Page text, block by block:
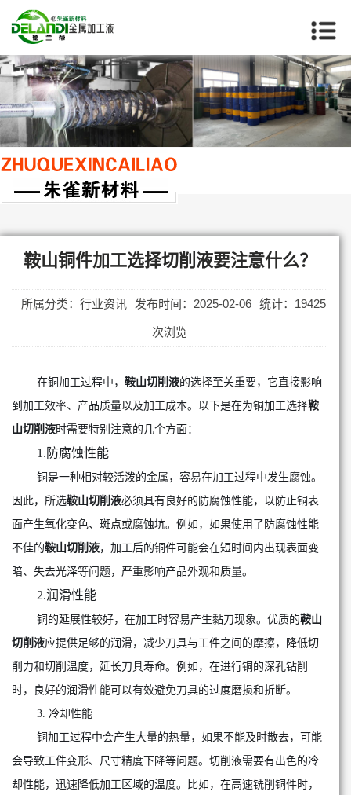
当前位置：首页>>鞍山行业资讯
鞍山铜件加工选择切削液要注意什么？
所属分类：行业资讯 发布时间：2025-02-06 统计：19425
次浏览
在铜加工过程中， 鞍山切削液的选择至关重要，它直接影响
到加工效率、产品质量以及加工成本。以下是在为铜加工选择鞍
山切削液时需要特别注意的几个方面：
1.防腐蚀性能
铜是一种相对较活泼的金属，容易在加工过程中发生腐蚀。
因此，所选鞍山切削液必须具有良好的防腐蚀性能，以防止铜表
面产生氧化变色、斑点或腐蚀坑。例如，如果使用了防腐蚀性能
不佳的鞍山切削液，加工后的铜件可能会在短时间内出现表面变
暗、失去光泽等问题，严重影响产品外观和质量。
2.润滑性能
铜的延展性较好，在加工时容易产生黏刀现象。优质的鞍山
切削液应提供足够的润滑，减少刀具与工件之间的摩擦，降低切
削力和切削温度，延长刀具寿命。例如，在进行铜的深孔钻削
时，良好的润滑性能可以有效避免刀具的过度磨损和折断。
3. 冷却性能
铜加工过程中会产生大量的热量，如果不能及时散去，可能
会导致工件变形、尺寸精度下降等问题。切削液需要有出色的冷
却性能，迅速降低加工区域的温度。比如，在高速铣削铜件时，